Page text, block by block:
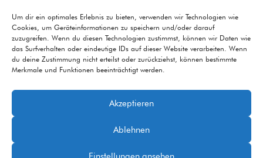
Um dir ein optimales Erlebnis zu bieten, verwenden wir Technologien wie
Cookies, um Geräteinformationen zu speichern und/oder darauf
zuzugreifen. Wenn du diesen Technologien zustimmst, können wir Daten wie
das Surfverhalten oder eindeutige IDs auf dieser Website verarbeiten. Wenn
du deine Zustimmung nicht erteilst oder zurückziehst, können bestimmte
Merkmale und Funktionen beeinträchtigt werden.
Akzeptieren
Ablehnen
© 2026 Betheme byMuffin group